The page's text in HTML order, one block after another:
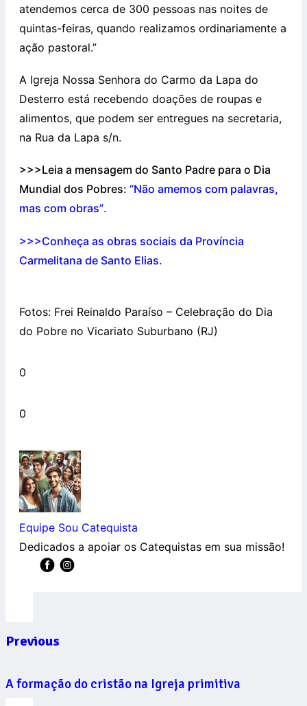
atendemos cerca de 300 pessoas nas noites de
quintas-feiras, quando realizamos ordinariamente a
ação pastoral.”
A Igreja Nossa Senhora do Carmo da Lapa do
Desterro está recebendo doações de roupas e
alimentos, que podem ser entregues na secretaria,
na Rua da Lapa s/n.
>>>Leia a mensagem do Santo Padre para o Dia
Mundial dos Pobres: “Não amemos com palavras,
mas com obras”.
>>>Conheça as obras sociais da Província
Carmelitana de Santo Elias.
Fotos: Frei Reinaldo Paraíso – Celebração do Dia
do Pobre no Vicariato Suburbano (RJ)
0
0
Equipe Sou Catequista
Dedicados a apoiar os Catequistas em sua missão!
Previous
A formação do cristão na Igreja primitiva